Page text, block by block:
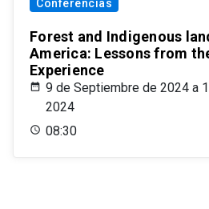
Conferencias
Forest and Indigenous
America: Lessons from
Experience
9 de Septiembre de 2024 a
2024
08:30